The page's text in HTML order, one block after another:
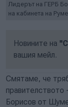
Лидерът на ГЕРБ
на кабинета на
Новините на
вашия мейл.
Смятаме, че
правителството
Борисов от